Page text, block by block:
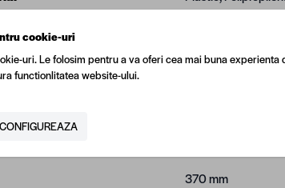
370 mm
cookie-uri
uri. Le folosim pentru a va oferi cea mai buna experienta
functionlitatea website-ului.
CONFIGUREAZA